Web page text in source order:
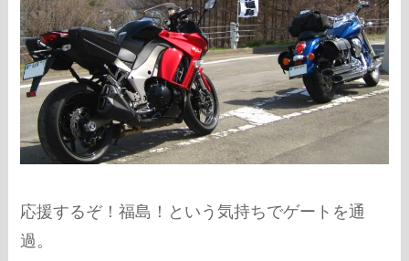
応援するぞ！福島！という気持ちでゲートを通
過。